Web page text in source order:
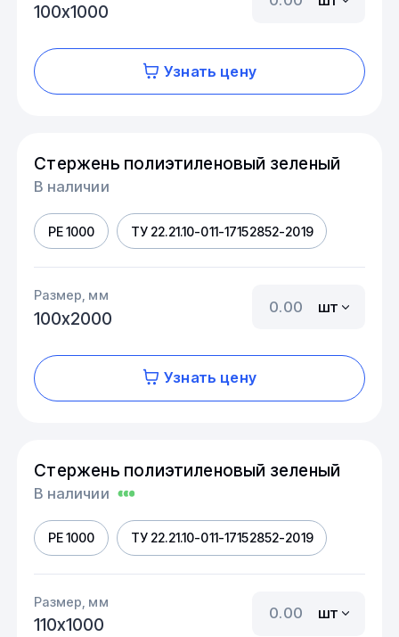
100х1000
Узнать цену
Стержень полиэтиленовый зеленый
В наличии
PE 1000 ТУ 22.21.10-011-17152852-2019
Размер, мм
100х2000
шт
Узнать цену
Стержень полиэтиленовый зеленый
В наличии
PE 1000 ТУ 22.21.10-011-17152852-2019
Размер, мм
110х1000
шт